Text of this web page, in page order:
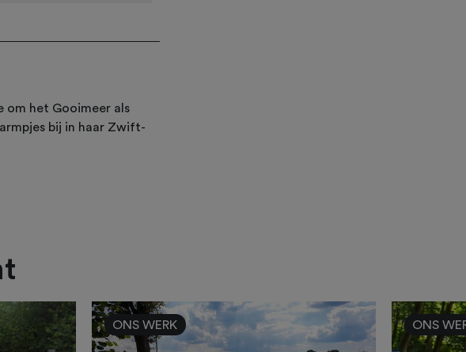
om het Gooimeer als
bij in haar Zwift-
ONS WERK ONS